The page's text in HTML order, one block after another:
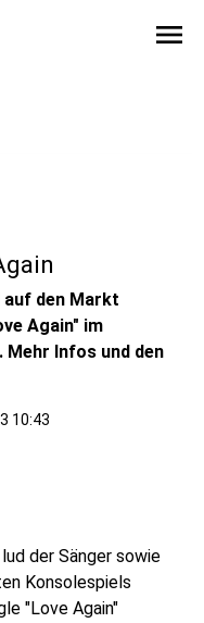
menu
auf den Markt
Again" im
Mehr Infos und den
10:43
der Sänger sowie
Konsolespiels
"Love Again"